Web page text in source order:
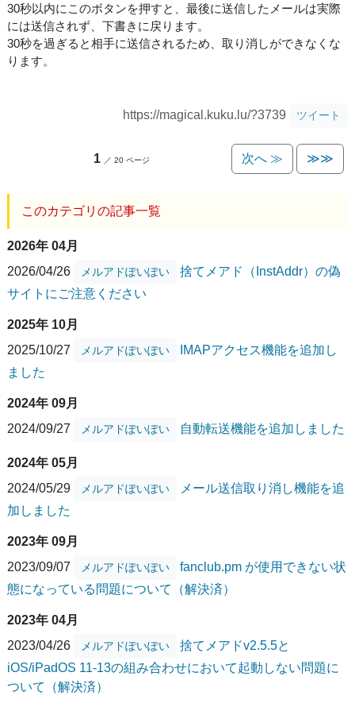
30秒以内にこのボタンを押すと、最後に送信したメールは実際
には送信されず、下書きに戻ります。
30秒を過ぎると相手に送信されるため、取り消しができなくな
ります。
https://magical.kuku.lu/?3739 ツイート
1 ／ 20 ページ 次へ ≫ ≫≫
このカテゴリの記事一覧
2026年 04月
2026/04/26
メルアドぽいぽい
捨てメアド（InstAddr）の偽
サイトにご注意ください
2025年 10月
2025/10/27
メルアドぽいぽい
IMAPアクセス機能を追加し
ました
2024年 09月
2024/09/27
メルアドぽいぽい 自動転送機能を追加しました
2024年 05月
2024/05/29
メルアドぽいぽい
メール送信取り消し機能を追
加しました
2023年 09月
2023/09/07
メルアドぽいぽい
fanclub.pm が使用できない状
態になっている問題について（解決済）
2023年 04月
2023/04/26
メルアドぽいぽい
捨てメアドv2.5.5と
iOS/iPadOS 11-13の組み合わせにおいて起動しない問題に
ついて（解決済）